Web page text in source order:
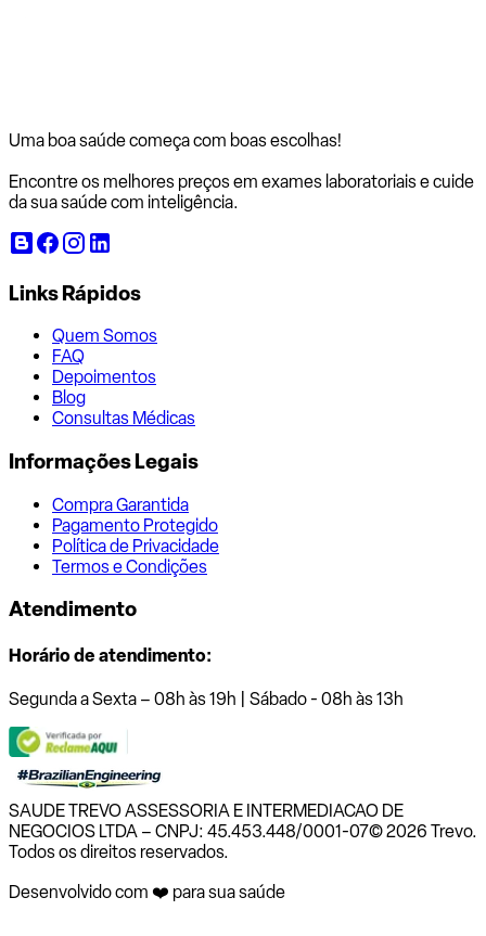
Uma boa saúde começa com boas escolhas!
Encontre os melhores preços em exames laboratoriais e cuide
da sua saúde com inteligência.
Links Rápidos
Quem Somos
FAQ
Depoimentos
Blog
Consultas Médicas
Informações Legais
Compra Garantida
Pagamento Protegido
Política de Privacidade
Termos e Condições
Atendimento
Horário de atendimento:
Segunda a Sexta – 08h às 19h | Sábado - 08h às 13h
SAUDE TREVO ASSESSORIA E INTERMEDIACAO DE
NEGOCIOS LTDA – CNPJ: 45.453.448/0001-07© 2026 Trevo.
Todos os direitos reservados.
Desenvolvido com ❤️ para sua saúde